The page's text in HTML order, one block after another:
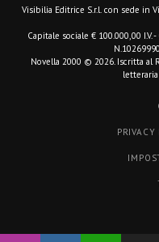
Visibilia Editrice S.r.l. con sede in
Capitale sociale € 100.000,00 I.V.
Novella 2000 © 2026. Iscritta al